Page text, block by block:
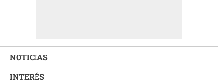
NOTICIAS
INTERÉS